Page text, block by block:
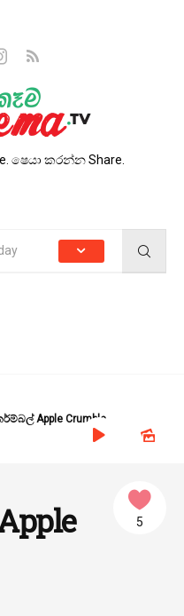
ෂෙයා කරන්න Share.
Apple Crumble
5